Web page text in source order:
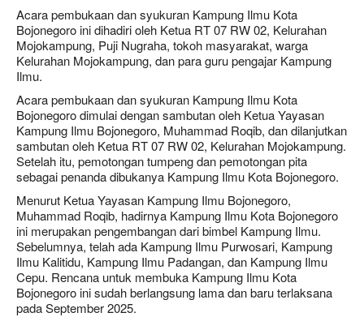
Acara pembukaan dan syukuran Kampung Ilmu Kota
Bojonegoro ini dihadiri oleh Ketua RT 07 RW 02, Kelurahan
Mojokampung, Puji Nugraha, tokoh masyarakat, warga
Kelurahan Mojokampung, dan para guru pengajar Kampung
Ilmu.
Acara pembukaan dan syukuran Kampung Ilmu Kota
Bojonegoro dimulai dengan sambutan oleh Ketua Yayasan
Kampung Ilmu Bojonegoro, Muhammad Roqib, dan dilanjutkan
sambutan oleh Ketua RT 07 RW 02, Kelurahan Mojokampung.
Setelah itu, pemotongan tumpeng dan pemotongan pita
sebagai penanda dibukanya Kampung Ilmu Kota Bojonegoro.
Menurut Ketua Yayasan Kampung Ilmu Bojonegoro,
Muhammad Roqib, hadirnya Kampung Ilmu Kota Bojonegoro
ini merupakan pengembangan dari bimbel Kampung Ilmu.
Sebelumnya, telah ada Kampung Ilmu Purwosari, Kampung
Ilmu Kalitidu, Kampung Ilmu Padangan, dan Kampung Ilmu
Cepu. Rencana untuk membuka Kampung Ilmu Kota
Bojonegoro ini sudah berlangsung lama dan baru terlaksana
pada September 2025.